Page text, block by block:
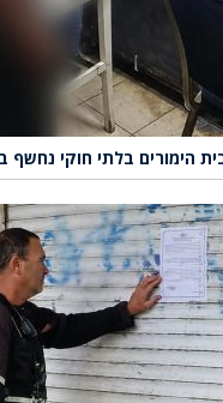
הימורים בלתי חוקי נחשף